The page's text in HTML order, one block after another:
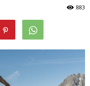
883